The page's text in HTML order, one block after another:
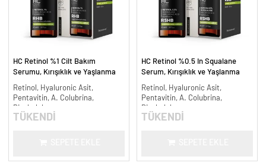
HC Retinol %1 Cilt Bakım
Serumu, Kırışıklık ve Yaşlanma
Retinol, Hyaluronic Asit,
Pentavitin, A. Colubrina,
Bisabolol
TÜKENDİ
HC Retinol %0.5 In Squalane
Serum, Kırışıklık ve Yaşlanma
Retinol, Hyaluronic Asit,
Pentavitin, A. Colubrina,
Bisabolol
TÜKENDİ